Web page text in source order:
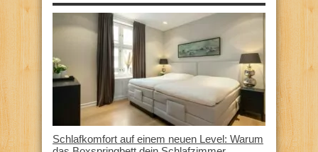
Schlafkomfort auf einem neuen Level: Warum